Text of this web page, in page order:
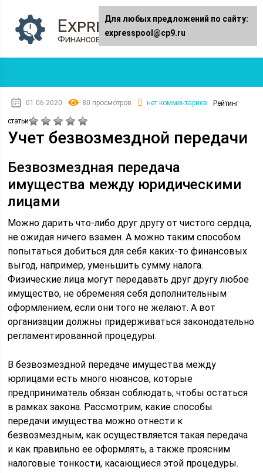
Expresspool.ru
Финансовый журнал
01.06.2020 80 просмотров нет комментариев Рейтинг
статьи
Учет безвозмездной передачи
Безвозмездная передача
имущества между юридическими
лицами
Можно дарить что-либо друг другу от чистого сердца,
не ожидая ничего взамен. А можно таким способом
попытаться добиться для себя каких-то финансовых
выгод, например, уменьшить сумму налога.
Физические лица могут передавать друг другу любое
имущество, не обременяя себя дополнительным
оформлением, если они того не желают. А вот
организации должны придерживаться законодательно
регламентированной процедуры.
В безвозмездной передаче имущества между
юрлицами есть много нюансов, которые
предприниматель обязан соблюдать, чтобы остаться
в рамках закона. Рассмотрим, какие способы
передачи имущества можно отнести к
безвозмездным, как осуществляется такая передача
и как правильно ее оформлять, а также проясним
налоговые тонкости, касающиеся этой процедуры.
Для любых предложений по сайту:
expresspool@cp9.ru